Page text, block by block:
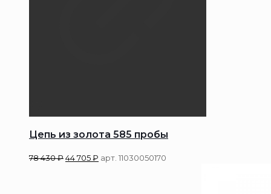
Цепь из золота 585 пробы
78 430₽44 705₽ арт. 11030050170